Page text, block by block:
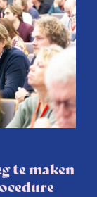
te maken